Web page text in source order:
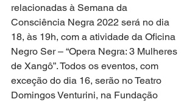
relacionadas à Semana da
Consciência Negra 2022 será no dia
18, às 19h, com a atividade da Oficina
Negro Ser – “Opera Negra: 3 Mulheres
de Xangô”. Todos os eventos, com
exceção do dia 16, serão no Teatro
Domingos Venturini, na Fundação